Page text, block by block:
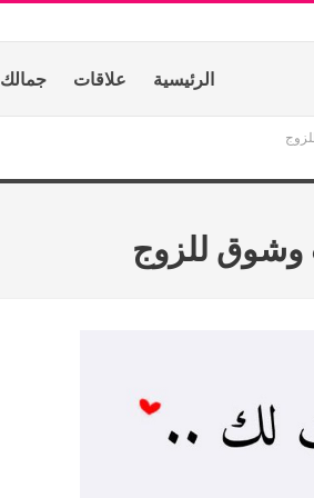
الرئيسية علاقات جمالك
للزوج